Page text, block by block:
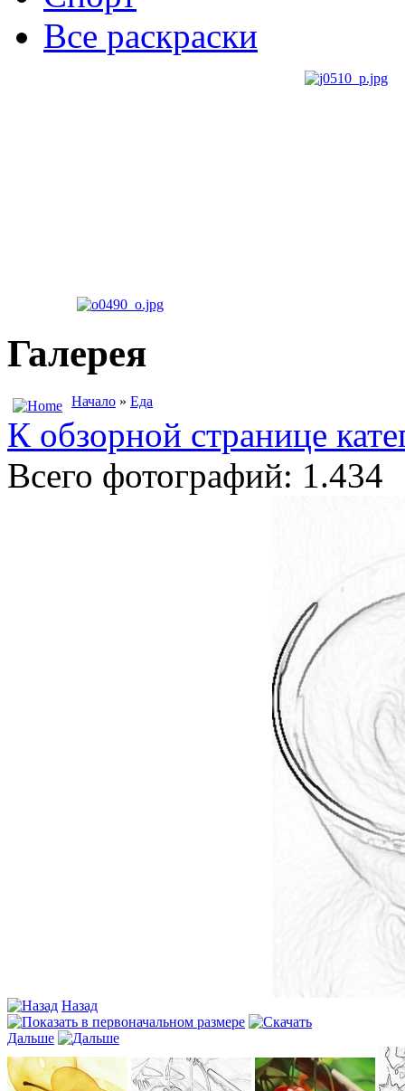
Все раскраски
Галерея
Начало » Еда
К обзорной странице
Всего фотографий: 1.434
Назад
Дальше